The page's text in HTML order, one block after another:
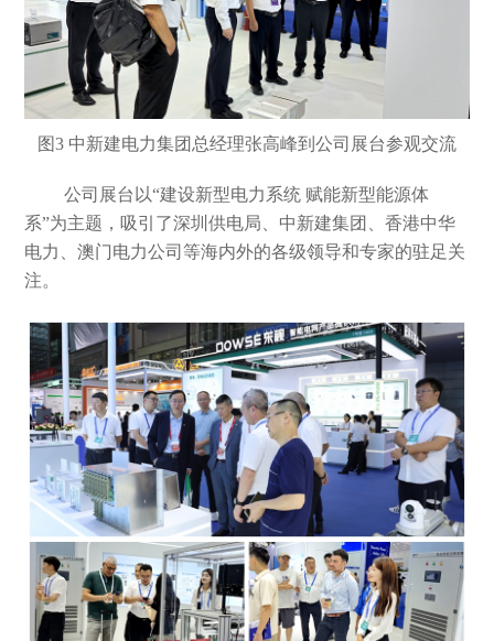
图3 中新建电力集团总经理张高峰到公司展台参观交流
公司展台以“建设新型电力系统 赋能新型能源体
系”为主题，吸引了深圳供电局、中新建集团、香港中华
电力、澳门电力公司等海内外的各级领导和专家的驻足关
注。